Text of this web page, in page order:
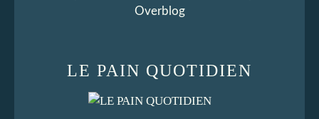
LE PAIN QUOTIDIEN
Overblog